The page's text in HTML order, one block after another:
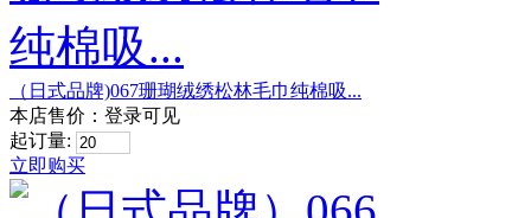
（日式品牌)067珊瑚绒绣松林毛巾纯棉吸...
本店售价： 登录可见
起订量:
立即购买